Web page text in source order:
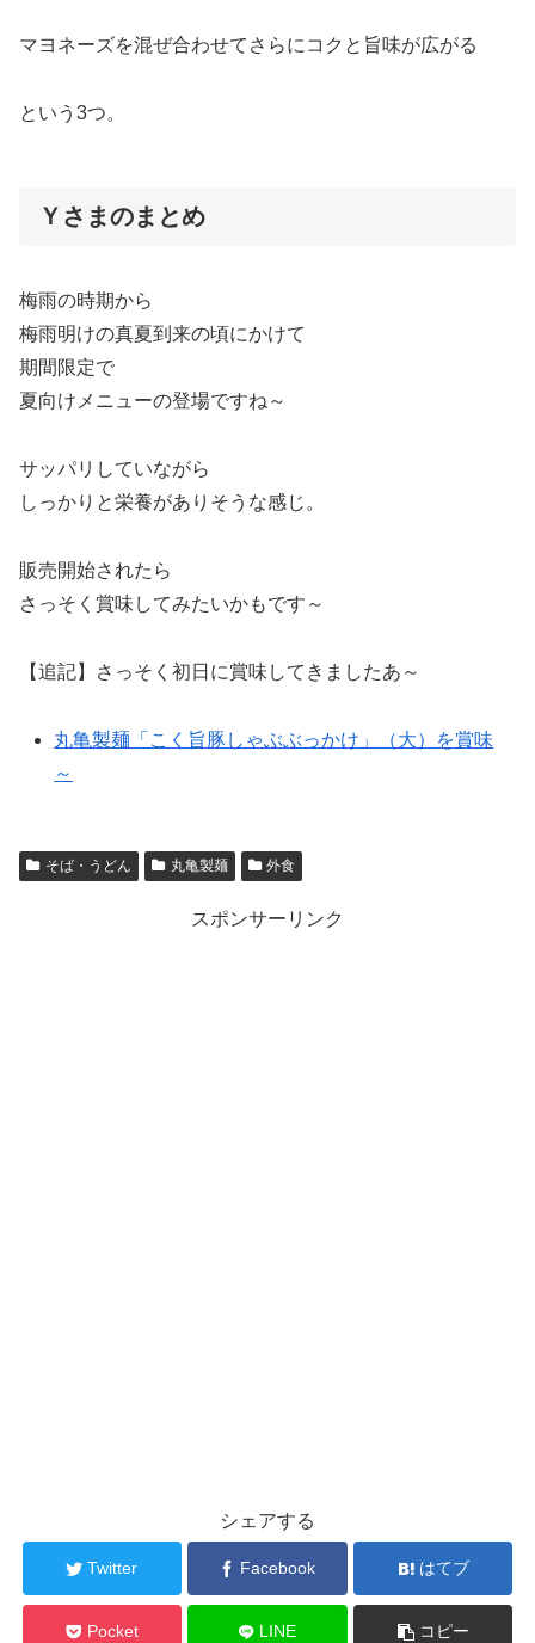
マヨネーズを混ぜ合わせてさらにコクと旨味が広がる
という3つ。
Ｙさまのまとめ
梅雨の時期から
梅雨明けの真夏到来の頃にかけて
期間限定で
夏向けメニューの登場ですね～
サッパリしていながら
しっかりと栄養がありそうな感じ。
販売開始されたら
さっそく賞味してみたいかもです～
【追記】さっそく初日に賞味してきましたあ～
丸亀製麺「こく旨豚しゃぶぶっかけ」（大）を賞味
～
そば・うどん 丸亀製麺 外食
スポンサーリンク
シェアする
Twitter Facebook はてブ
Pocket LINE コピー